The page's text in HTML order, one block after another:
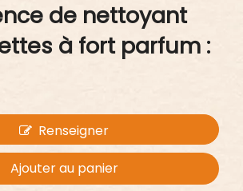
de nettoyant
à fort parfum :
Renseigner
Ajouter au panier